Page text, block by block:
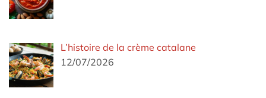
L’histoire de la crème catalane
12/07/2026